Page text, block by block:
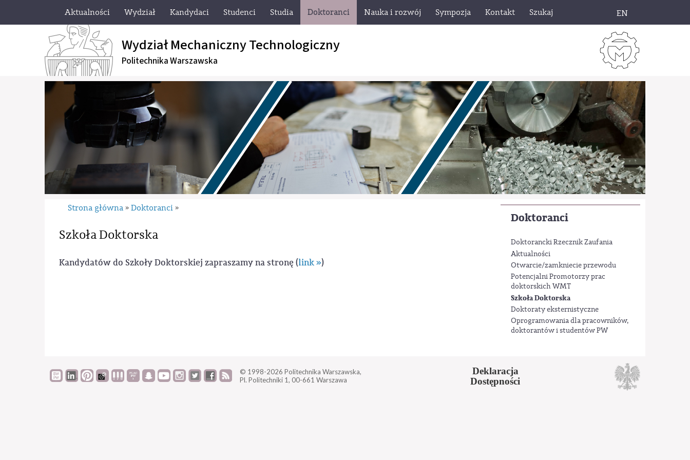
Aktualności Wydział Kandydaci Studenci Studia Doktoranci Nauka i rozwój Sympozja Kontakt Szukaj EN
Wydział Mechaniczny Technologiczny
Politechnika Warszawska
Doktoranci
Doktorancki Rzecznik Zaufania
Aktualności
Otwarcie/zamkniecie przewodu
Potencjalni Promotorzy prac
doktorskich WMT
Szkoła Doktorska
Doktoraty eksternistyczne
Oprogramowania dla pracowników,
doktorantów i studentów PW
Strona główna » Doktoranci »
Szkoła Doktorska
Kandydatów do Szkoły Doktorskiej zapraszamy na stronę (link »)
© 1998-2026 Politechnika Warszawska,
Pl. Politechniki 1, 00-661 Warszawa
Deklaracja
Dostępności